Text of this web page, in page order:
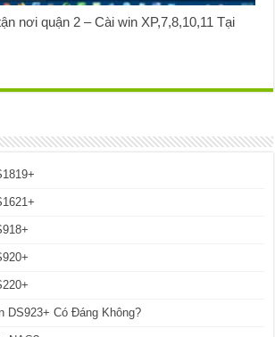
nơi quận 2 – Cài win XP,7,8,10,11 Tại
DS923+ Có Đáng Không?